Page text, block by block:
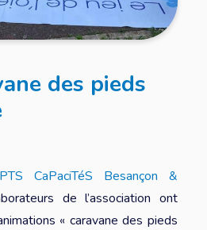
des pieds
CaPaciTéS Besançon &
de l’association ont
« caravane des pieds